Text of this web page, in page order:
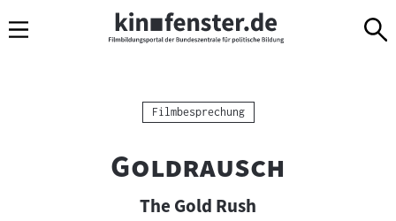
Navigation
zum
zur
Kategorie:
Filmbesprechung
"
Goldrausch
The Gold Rush